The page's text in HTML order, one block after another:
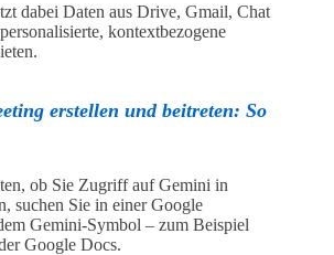
dabei Daten aus Drive, Gmail, Chat
kontextbezogene
erstellen und beitreten: So
ob Sie Zugriff auf Gemini in
suchen Sie in einer Google
Gemini-Symbol – zum Beispiel
Google Docs.